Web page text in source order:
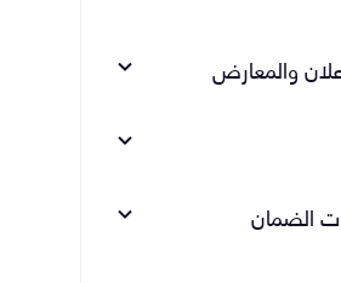
والمعارض
الضمان